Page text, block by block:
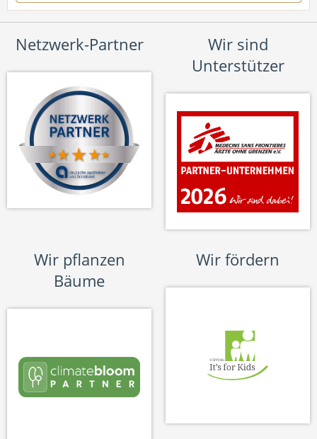
Netzwerk-Partner
Wir sind
Unterstützer
Wir pflanzen
Bäume
Wir fördern